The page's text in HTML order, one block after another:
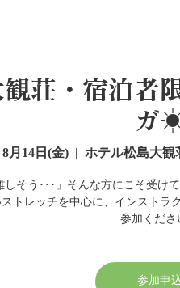
観荘・宿泊
ガ
8月14日(金) ホテル松島大
しそう･･･」そんな方にこそ受け
トレッチを中心に、インストラ
参加くださ
参加申